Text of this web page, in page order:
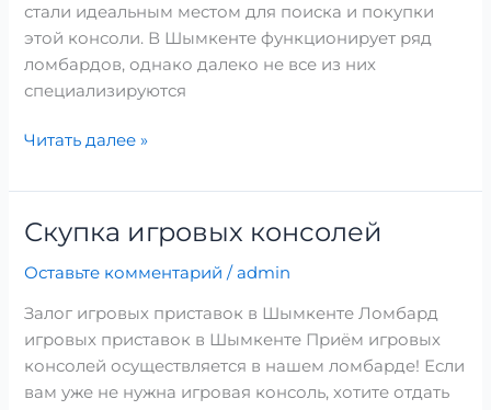
стали идеальным местом для поиска и покупки
этой консоли. В Шымкенте функционирует ряд
ломбардов, однако далеко не все из них
специализируются
Читать далее »
Скупка игровых консолей
Оставьте комментарий /admin
Залог игровых приставок в Шымкенте Ломбард
игровых приставок в Шымкенте Приём игровых
консолей осуществляется в нашем ломбарде! Если
вам уже не нужна игровая консоль, хотите отдать
Скупка
консолей